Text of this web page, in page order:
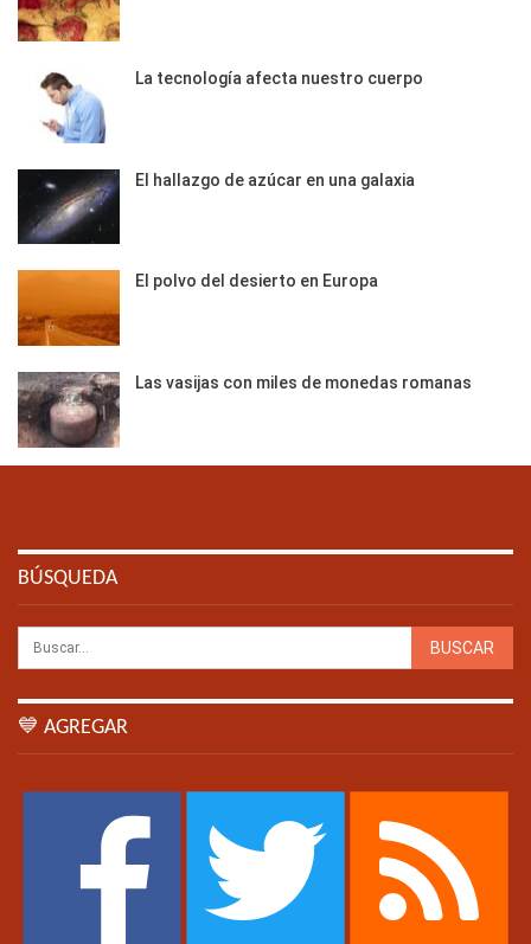
La tecnología afecta nuestro cuerpo
El hallazgo de azúcar en una galaxia
El polvo del desierto en Europa
Las vasijas con miles de monedas romanas
BÚSQUEDA
💙 AGREGAR